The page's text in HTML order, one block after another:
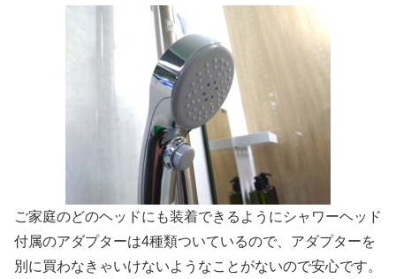
ご家庭のどのヘッドにも装着できるようにシャワーヘッド
付属のアダプターは4種類ついているので、アダプターを
別に買わなきゃいけないようなことがないので安心です。